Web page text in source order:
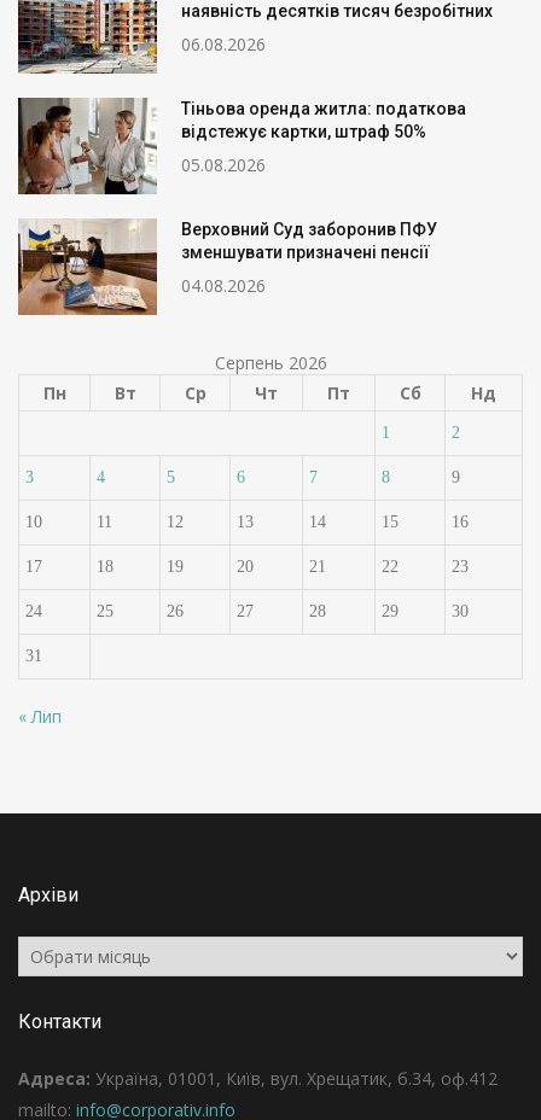
наявність десятків тисяч безробітних
06.08.2026
Тіньова оренда житла: податкова
відстежує картки, штраф 50%
05.08.2026
Верховний Суд заборонив ПФУ
зменшувати призначені пенсії
04.08.2026
Серпень 2026
Пн
Вт Ср Чт Пт Сб Нд
1 2
3 4 5 6 7 8 9
10 11 12 13 14 15 16
17 18 19 20 21 22 23
24 25 26 27 28 29 30
31
« Лип
Архіви
Архіви
Контакти
Адреса: Україна, 01001, Київ, вул. Хрещатик, б.34, оф.412
mailto: info@corporativ.info